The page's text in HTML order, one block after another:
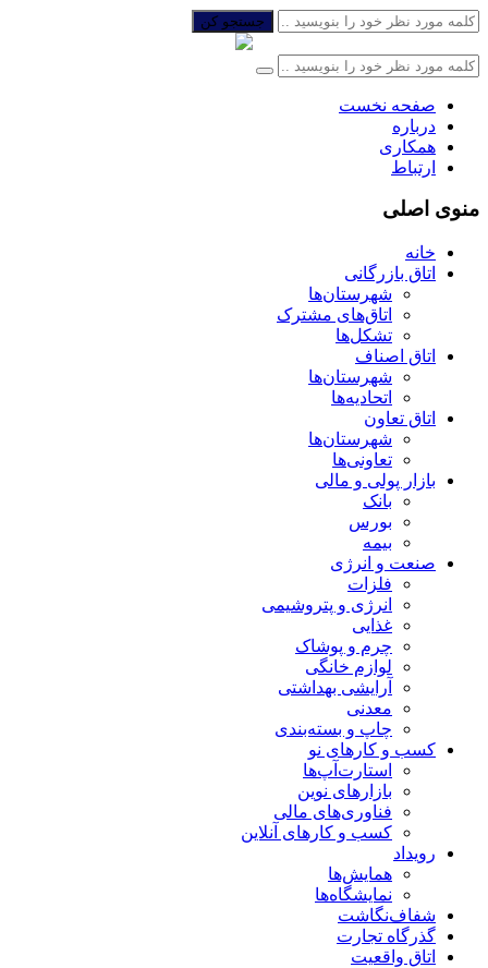
جستجو کن
صفحه نخست
درباره
همکاری
ارتباط
منوی اصلی
خانه
اتاق بازرگانی
شهرستان‌ها
اتاق‌های مشترک
تشکل‌ها
اتاق اصناف
شهرستان‌ها
اتحادیه‌ها
اتاق تعاون
شهرستان‌ها
تعاونی‌ها
بازار پولی و مالی
بانک
بورس
بیمه
صنعت و انرژی
فلزات
انرژی و پتروشیمی
غذایی
چرم و پوشاک
لوازم خانگی
آرایشی بهداشتی
معدنی
چاپ و بسته‌بندی
کسب و کارهای نو
استارت‌آپ‌ها
بازارهای نوین
فناوری‌های مالی
کسب و کارهای آنلاین
رویداد
همایش‌ها
نمایشگاه‌ها
شفاف‌نگاشت
گذرگاه تجارت
اتاق واقعیت